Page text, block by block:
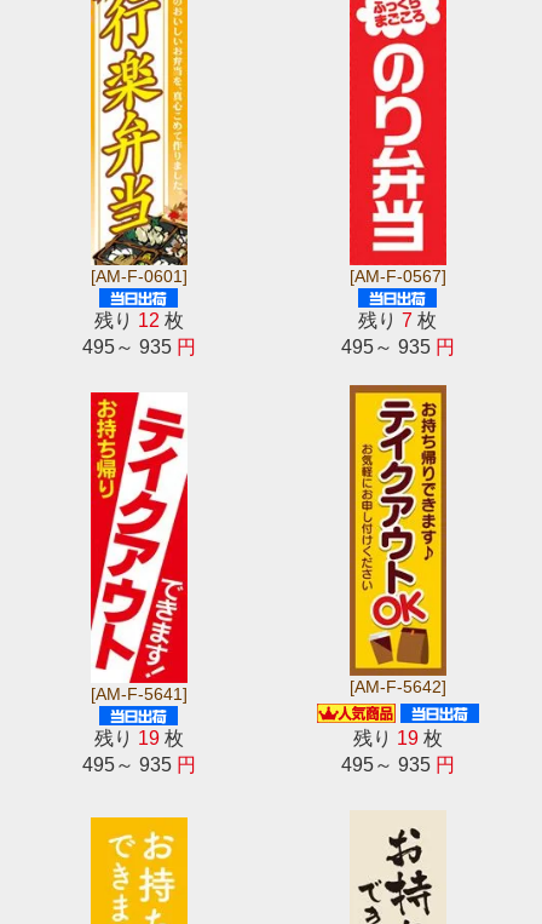
[AM-F-0601]
残り 12 枚
495～ 935 円
[AM-F-0567]
残り7 枚
495～ 935 円
[AM-F-5641]
残り 19枚
495～ 935 円
[AM-F-5642]
残り 19枚
495～ 935 円